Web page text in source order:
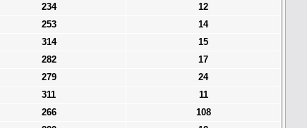
234
12
253
14
314
15
282
17
279
24
311
11
266
108